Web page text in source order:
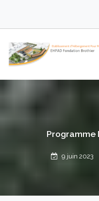
content
Programme
9 juin 2023